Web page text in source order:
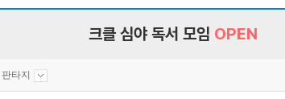
RBTI Lab
크클 심야 독서 모임 OPEN
판타지